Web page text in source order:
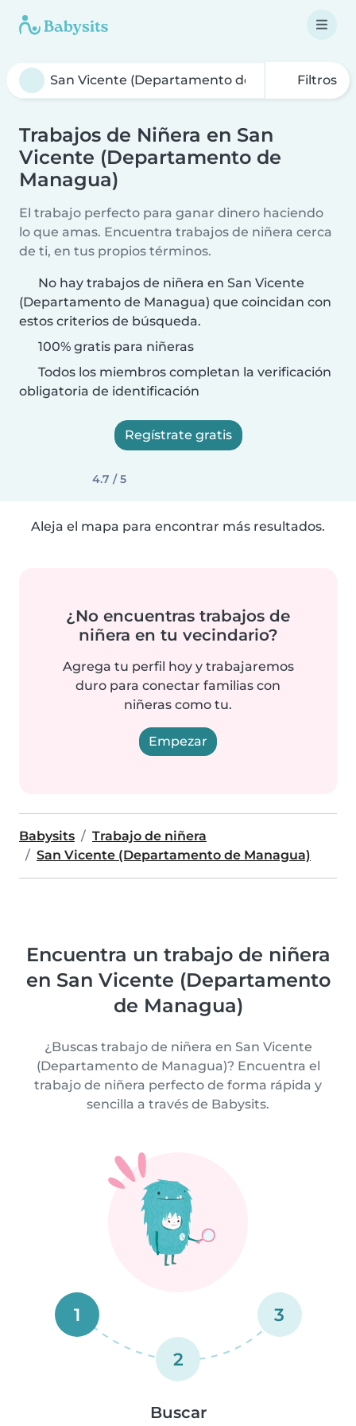
Filtros
Trabajos de Niñera en San
Vicente (Departamento de
Managua)
El trabajo perfecto para ganar dinero haciendo
lo que amas. Encuentra trabajos de niñera cerca
de ti, en tus propios términos.
No hay trabajos de niñera en San Vicente
(Departamento de Managua) que coincidan con
estos criterios de búsqueda.
100% gratis para niñeras
Todos los miembros completan la verificación
obligatoria de identificación
Regístrate gratis
4.7 / 5
Aleja el mapa para encontrar más resultados.
¿No encuentras trabajos de
niñera en tu vecindario?
Agrega tu perfil hoy y trabajaremos
duro para conectar familias con
niñeras como tu.
Empezar
Babysits
Trabajo de niñera
San Vicente (Departamento de Managua)
Encuentra un trabajo de niñera
en San Vicente (Departamento
de Managua)
¿Buscas trabajo de niñera en San Vicente
(Departamento de Managua)? Encuentra el
trabajo de niñera perfecto de forma rápida y
sencilla a través de Babysits.
1
2
3
Buscar